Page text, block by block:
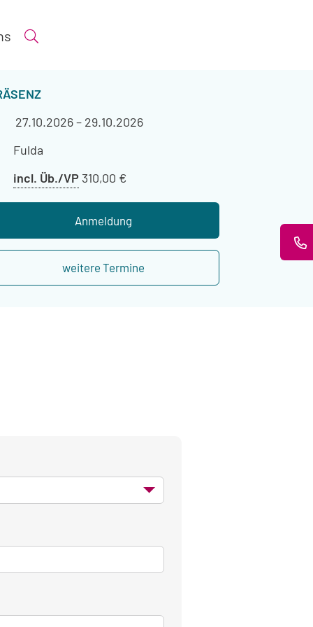
Suche öffnen
Veranstaltungszeitraum
27.10.2026– 29.10.2026
Veranstaltungsort
Fulda
incl. Üb./VP Preis
Übernachtung
310,00 €
Anmeldung
weitere Termine